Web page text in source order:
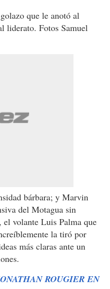
que le anotó al
liderato. Fotos Samuel
bárbara; y Marvin
del Motagua sin
el volante Luis Palma que
la tiró por
más claras ante un
ROUGIER EN